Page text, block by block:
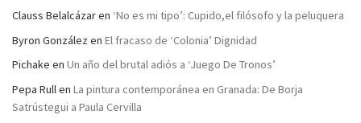
Clauss Belalcázaren ‘No es mi tipo’: Cupido,el filósofo y la peluquera
Byron González en El fracaso de ‘Colonia’ Dignidad
Pichake en Un año del brutal adiós a ‘Juego De Tronos’
Pepa Rullen La pintura contemporánea en Granada: De Borja
Satrústegui a Paula Cervilla